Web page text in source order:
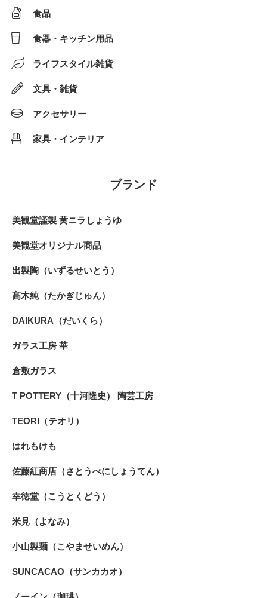
食品
食器・キッチン用品
ライフスタイル雑貨
文具・雑貨
アクセサリー
家具・インテリア
ブランド
美観堂謹製 黄ニラしょうゆ
美観堂オリジナル商品
出製陶（いずるせいとう）
髙木純（たかぎじゅん）
DAIKURA（だいくら）
ガラス工房 華
倉敷ガラス
T POTTERY（十河隆史） 陶芸工房
TEORI（テオリ）
はれもけも
佐藤紅商店（さとうべにしょうてん）
幸徳堂（こうとくどう）
米見（よなみ）
小山製麺（こやませいめん）
SUNCACAO（サンカカオ）